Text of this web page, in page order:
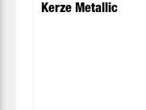
Kerze Metallic